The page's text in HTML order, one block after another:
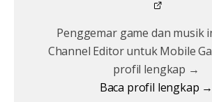
Penggemar game dan musik
Channel Editor untuk Mobile
profil lengkap →
Baca profil lengkap →